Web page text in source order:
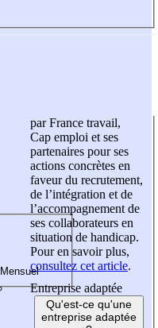
par France travail,
Cap emploi et ses
partenaires pour ses
actions concrètes en
faveur du recrutement,
de l’intégration et de
l’accompagnement de
ses collaborateurs en
situation de handicap.
Pour en savoir plus,
consultez cet article.
Entreprise adaptée
Qu'est-ce qu'une
entreprise adaptée